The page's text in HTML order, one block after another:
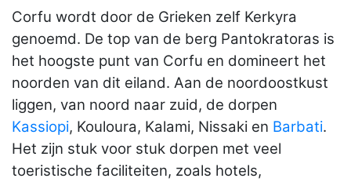
Corfu wordt door de Grieken zelf Kerkyra
genoemd. De top van de berg Pantokratoras is
het hoogste punt van Corfu en domineert het
noorden van dit eiland. Aan de noordoostkust
liggen, van noord naar zuid, de dorpen
Kassiopi, Kouloura, Kalami, Nissaki en Barbati.
Het zijn stuk voor stuk dorpen met veel
toeristische faciliteiten, zoals hotels,